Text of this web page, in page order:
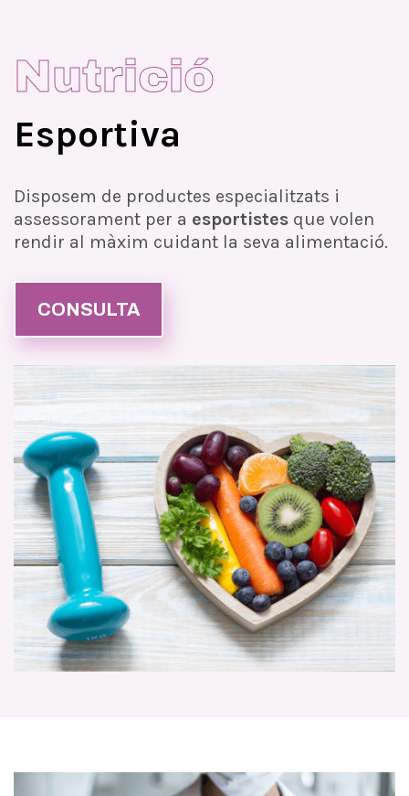
Nutrició
Esportiva
Disposem de productes especialitzats i
assessorament per a esportistes que volen
rendir al màxim cuidant la seva alimentació.
CONSULTA